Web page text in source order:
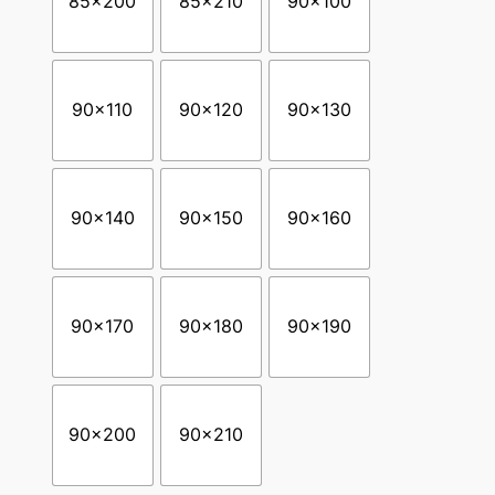
90×110 90×120 90×130
90×140 90×150 90×160
90×170 90×180 90×190
90×200 90×210